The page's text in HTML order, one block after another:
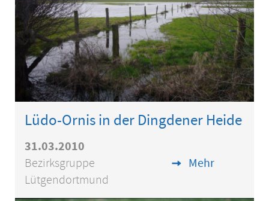
Lüdo-Ornis in der Dingdener Heide
31.03.2010
Bezirksgruppe
Lütgendortmund
Mehr